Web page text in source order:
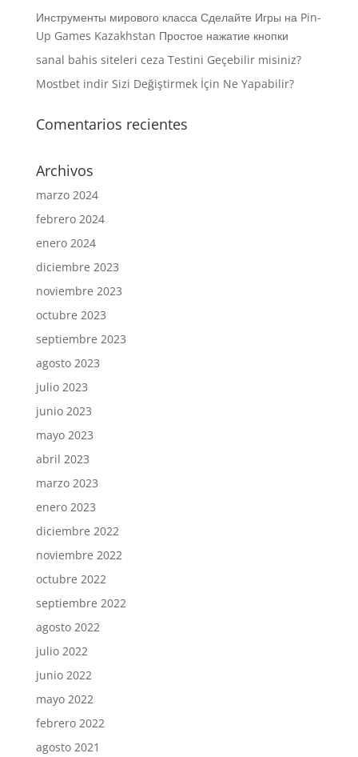
Инструменты мирового класса Сделайте Игры на Pin-
Up Games Kazakhstan Простое нажатие кнопки
sanal bahis siteleri ceza Testini Geçebilir misiniz?
Mostbet indir Sizi Değiştirmek İçin Ne Yapabilir?
Comentarios recientes
Archivos
marzo 2024
febrero 2024
enero 2024
diciembre 2023
noviembre 2023
octubre 2023
septiembre 2023
agosto 2023
julio 2023
junio 2023
mayo 2023
abril 2023
marzo 2023
enero 2023
diciembre 2022
noviembre 2022
octubre 2022
septiembre 2022
agosto 2022
julio 2022
junio 2022
mayo 2022
febrero 2022
agosto 2021